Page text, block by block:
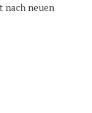
nach neuen